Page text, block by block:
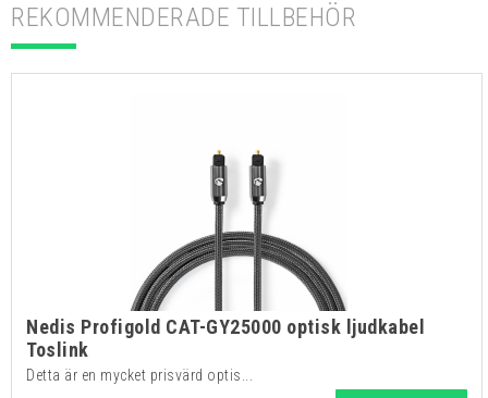
REKOMMENDERADE TILLBEHÖR
Nedis Profigold CAT-GY25000 optisk ljudkabel
Toslink
Detta är en mycket prisvärd optis...